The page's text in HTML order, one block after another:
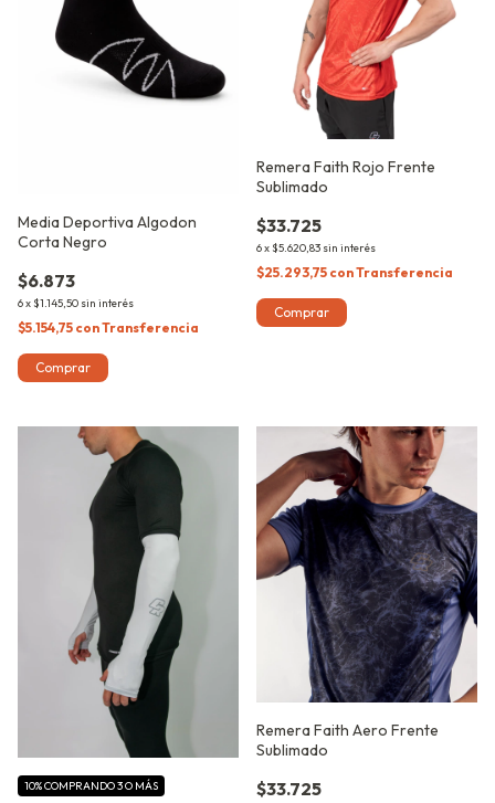
Media Deportiva Algodon
Corta Negro
$6.873
6x $1.145,50 sin interés
$5.154,75 conTransferencia
Comprar
Remera Faith Rojo Frente
Sublimado
$33.725
6x $5.620,83 sin interés
$25.293,75 conTransferencia
Comprar
10%COMPRANDO 3 O MÁS
Remera Faith Aero Frente
Sublimado
$33.725